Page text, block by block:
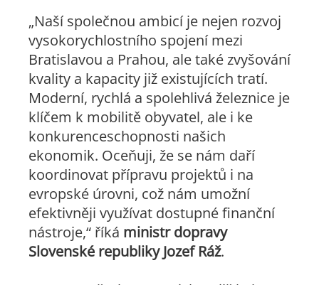
„Naší společnou ambicí je nejen rozvoj
vysokorychlostního spojení mezi
Bratislavou a Prahou, ale také zvyšování
kvality a kapacity již existujících tratí.
Moderní, rychlá a spolehlivá železnice je
klíčem k mobilitě obyvatel, ale i ke
konkurenceschopnosti našich
ekonomik. Oceňuji, že se nám daří
koordinovat přípravu projektů i na
evropské úrovni, což nám umožní
efektivněji využívat dostupné finanční
nástroje,“ říká ministr dopravy
Slovenské republiky Jozef Ráž.